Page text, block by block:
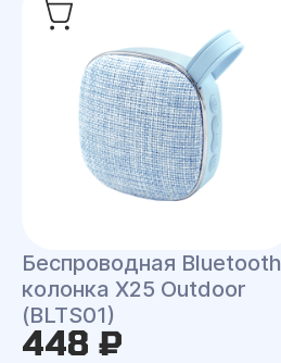
Беспроводная Bluetooth
колонка X25 Outdoor
(BLTS01)
448 ₽